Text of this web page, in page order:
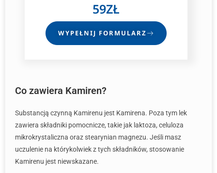
59ZŁ
WYPEŁNIJ FORMULARZ
Co zawiera Kamiren?
Substancją czynną Kamirenu jest Kamirena. Poza tym lek
zawiera składniki pomocnicze, takie jak laktoza, celuloza
mikrokrystaliczna oraz stearynian magnezu. Jeśli masz
uczulenie na którykolwiek z tych składników, stosowanie
Kamirenu jest niewskazane.